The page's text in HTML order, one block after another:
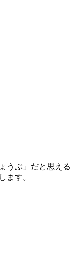
うぶ」だと思える
ます。